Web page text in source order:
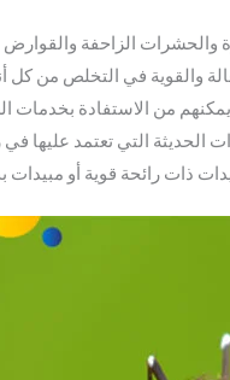
الزاحفة والقوارض
والقوية في التخلص من كل
يمكنهم من الاستفادة بخدمات
الحديثة التي تعتمد عليها
ذات رائحة قوية أو مبيدات